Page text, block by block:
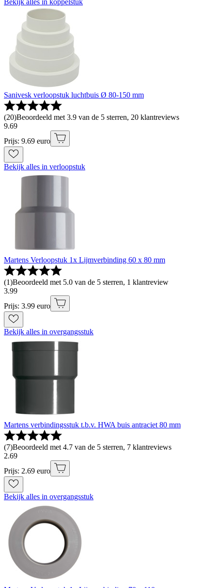
Bekijk alles in koppelstuk
Sanivesk verloopstuk luchtbuis Ø 80-150 mm
(20)Beoordeeld met 3.9 van de 5 sterren, 20 klantreviews
9.69
Prijs: 9.69 euro
Bekijk alles in verloopstuk
Martens Verloopstuk 1x Lijmverbinding 60 x 80 mm
(1)Beoordeeld met 5.0 van de 5 sterren, 1 klantreview
3.99
Prijs: 3.99 euro
Bekijk alles in overgangsstuk
Martens verbindingsstuk t.b.v. HWA buis antraciet 80 mm
(7)Beoordeeld met 4.7 van de 5 sterren, 7 klantreviews
2.69
Prijs: 2.69 euro
Bekijk alles in overgangsstuk